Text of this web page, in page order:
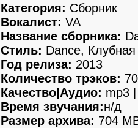
Категория: Сборник
Вокалист: VA
Название сборника:
Стиль: Dance, Клубная
Год релиза: 2013
Количество трэков: 70
Качество|Аудио: mp3
Время звучания:н/д
Размер архива: 704